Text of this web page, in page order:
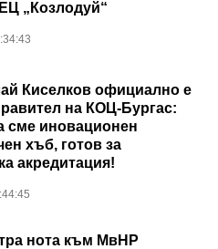
„Козлодуй“
Киселков официално е
на КОЦ-Бургас:
сме иновационен
хъб, готов за
акредитация!
нота към МвНР